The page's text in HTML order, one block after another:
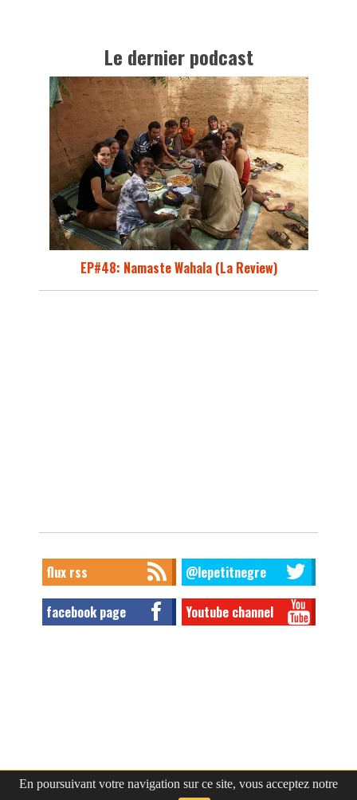
En poursuivant votre navigation sur ce site, vous acceptez notre
Le dernier podcast
EP#48: Namaste Wahala (La Review)
flux rss @lepetitnegre
facebook page Youtube channel